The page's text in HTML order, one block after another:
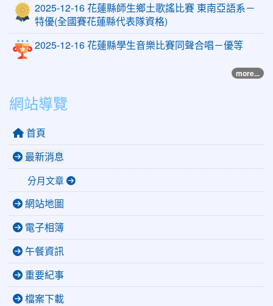
2025-12-16 花蓮縣師生鄉土歌謠比賽 東南亞語系－
特優(全國賽花蓮縣代表隊資格)
2025-12-16 花蓮縣學生音樂比賽同聲合唱－優等
more...
網站導覽
首頁
最新消息
分月文章
網站地圖
電子相簿
午餐資訊
重要紀事
檔案下載